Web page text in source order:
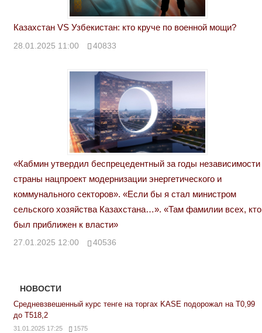
Казахстан VS Узбекистан: кто круче по военной мощи?
28.01.2025 11:00 40833
«Кабмин утвердил беспрецедентный за годы независимости
страны нацпроект модернизации энергетического и
коммунального секторов». «Если бы я стал министром
сельского хозяйства Казахстана…». «Там фамилии всех, кто
был приближен к власти»
27.01.2025 12:00 40536
НОВОСТИ
Средневзвешенный курс тенге на торгах KASE подорожал на Т0,99
до Т518,2
31.01.2025 17:25 1575